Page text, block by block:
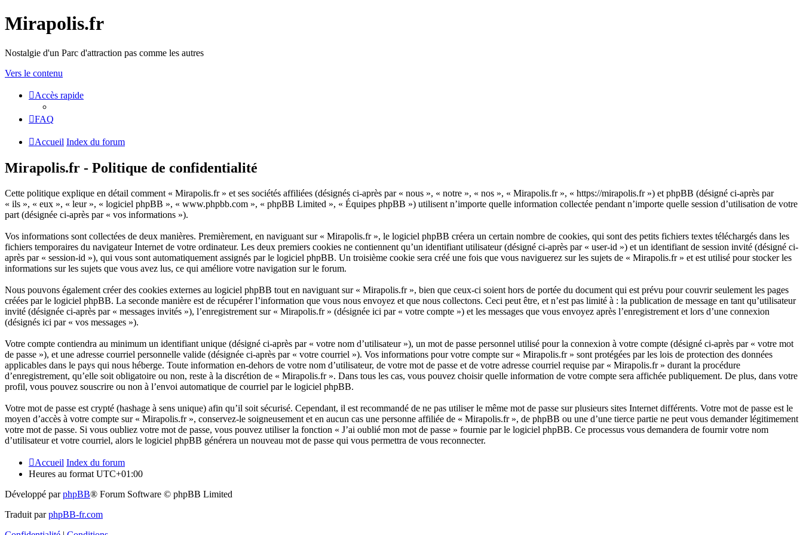
Mirapolis.fr
Nostalgie d'un Parc d'attraction pas comme les autres
Vers le contenu
Accès rapide
FAQ
Accueil Index du forum
Mirapolis.fr - Politique de confidentialité
Cette politique explique en détail comment « Mirapolis.fr » et ses sociétés affiliées (désignés ci-après par « nous », « notre », « nos », « Mirapolis.fr », « https://mirapolis.fr ») et phpBB (désigné ci-après par
« ils », « eux », « leur », « logiciel phpBB », « www.phpbb.com », « phpBB Limited », « Équipes phpBB ») utilisent n’importe quelle information collectée pendant n’importe quelle session d’utilisation de votre
part (désignée ci-après par « vos informations »).
Vos informations sont collectées de deux manières. Premièrement, en naviguant sur « Mirapolis.fr », le logiciel phpBB créera un certain nombre de cookies, qui sont des petits fichiers textes téléchargés dans les
fichiers temporaires du navigateur Internet de votre ordinateur. Les deux premiers cookies ne contiennent qu’un identifiant utilisateur (désigné ci-après par « user-id ») et un identifiant de session invité (désigné ci-
après par « session-id »), qui vous sont automatiquement assignés par le logiciel phpBB. Un troisième cookie sera créé une fois que vous naviguerez sur les sujets de « Mirapolis.fr » et est utilisé pour stocker les
informations sur les sujets que vous avez lus, ce qui améliore votre navigation sur le forum.
Nous pouvons également créer des cookies externes au logiciel phpBB tout en naviguant sur « Mirapolis.fr », bien que ceux-ci soient hors de portée du document qui est prévu pour couvrir seulement les pages
créées par le logiciel phpBB. La seconde manière est de récupérer l’information que vous nous envoyez et que nous collectons. Ceci peut être, et n’est pas limité à : la publication de message en tant qu’utilisateur
invité (désignée ci-après par « messages invités »), l’enregistrement sur « Mirapolis.fr » (désignée ici par « votre compte ») et les messages que vous envoyez après l’enregistrement et lors d’une connexion
(désignés ici par « vos messages »).
Votre compte contiendra au minimum un identifiant unique (désigné ci-après par « votre nom d’utilisateur »), un mot de passe personnel utilisé pour la connexion à votre compte (désigné ci-après par « votre mot
de passe »), et une adresse courriel personnelle valide (désignée ci-après par « votre courriel »). Vos informations pour votre compte sur « Mirapolis.fr » sont protégées par les lois de protection des données
applicables dans le pays qui nous héberge. Toute information en-dehors de votre nom d’utilisateur, de votre mot de passe et de votre adresse courriel requise par « Mirapolis.fr » durant la procédure
d’enregistrement, qu’elle soit obligatoire ou non, reste à la discrétion de « Mirapolis.fr ». Dans tous les cas, vous pouvez choisir quelle information de votre compte sera affichée publiquement. De plus, dans votre
profil, vous pouvez souscrire ou non à l’envoi automatique de courriel par le logiciel phpBB.
Votre mot de passe est crypté (hashage à sens unique) afin qu’il soit sécurisé. Cependant, il est recommandé de ne pas utiliser le même mot de passe sur plusieurs sites Internet différents. Votre mot de passe est le
moyen d’accès à votre compte sur « Mirapolis.fr », conservez-le soigneusement et en aucun cas une personne affiliée de « Mirapolis.fr », de phpBB ou une d’une tierce partie ne peut vous demander légitimement
votre mot de passe. Si vous oubliez votre mot de passe, vous pouvez utiliser la fonction « J’ai oublié mon mot de passe » fournie par le logiciel phpBB. Ce processus vous demandera de fournir votre nom
d’utilisateur et votre courriel, alors le logiciel phpBB générera un nouveau mot de passe qui vous permettra de vous reconnecter.
Accueil Index du forum
Heures au format UTC+01:00
Développé parphpBB® Forum Software © phpBB Limited
Traduit parphpBB-fr.com